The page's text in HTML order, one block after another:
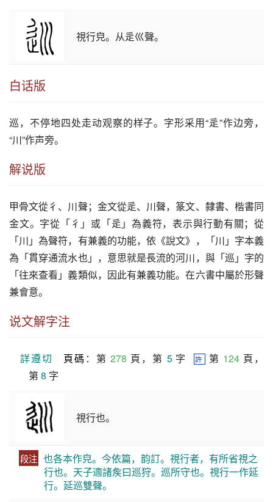
視行皃。从辵巛聲。
白话版
巡，不停地四处走动观察的样子。字形采用“辵”作边旁，
“川”作声旁。
解说版
甲骨文從彳、川聲；金文從辵、川聲，篆文、隸書、楷書同
金文。字從「彳」或「辵」為義符，表示與行動有關；從
「川」為聲符，有兼義的功能，依《說文》，「川」字本義
為「貫穿通流水也」，意思就是長流的河川，與「巡」字的
「往來查看」義類似，因此有兼義功能。在六書中屬於形聲
兼會意。
说文解字注
詳遵切 頁碼 ：第 278 頁，第 5 字 許 第 124 頁，
第 8 字
視行也。
段注 也各本作皃。今依篇，韵訂。視行者，有所省視之
行也。天子適諸矦曰巡狩。巡所守也。視行一作延
行。延巡雙聲。